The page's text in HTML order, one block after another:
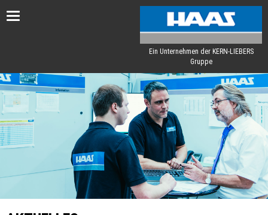
Toggle
Ein Unternehmen der KERN-LIEBERS
Gruppe